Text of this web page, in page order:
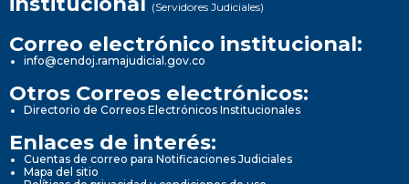
(Servidores Judiciales)
Correo electrónico institucional:
info@cendoj.ramajudicial.gov.co
Otros Correos electrónicos:
Directorio de Correos Electrónicos Institucionales
Enlaces de interés:
Cuentas de correo para Notificaciones Judiciales
Mapa del sitio